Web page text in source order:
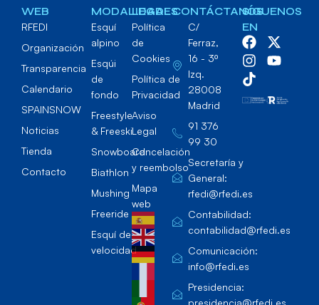
WEB
RFEDI
Organización
Transparencia
Calendario
SPAINSNOW
Noticias
Tienda
Contacto
MODALIDADES
Esquí
alpino
Esqúi
de
fondo
Freestyle
& Freeski
Snowboard
Biathlon
Mushing
Freeride
Esquí de
velocidad
LEGAL
Política
de
Cookies
Política de
Privacidad
Aviso
Legal
Cancelación
y reembolso
Mapa
web
CONTÁCTANOS
C/
Ferraz,
16 - 3º
Izq.
28008
Madrid
91 376
99 30
Secretaría y
General:
rfedi@rfedi.es
Contabilidad:
contabilidad@rfedi.es
Comunicación:
info@rfedi.es
Presidencia:
presidencia@rfedi.es
SÍGUENOS
EN